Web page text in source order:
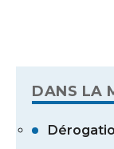
DANS LA